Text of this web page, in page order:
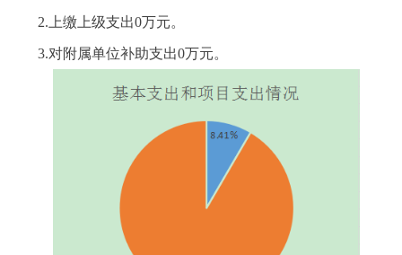
2.上缴上级支出0万元。
3.对附属单位补助支出0万元。